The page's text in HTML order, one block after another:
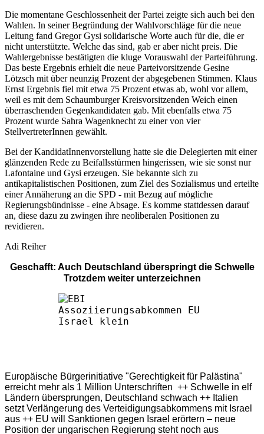
Die momentane Geschlossenheit der Partei zeigte sich auch bei den
Wahlen. In seiner Begründung der Wahlvorschläge für die neue
Leitung fand Gregor Gysi solidarische Worte auch für die, die er
nicht unterstützte. Welche das sind, gab er aber nicht preis. Die
Wahlergebnisse bestätigten die kluge Vorauswahl der Parteiführung.
Das beste Ergebnis erhielt die neue Parteivorsitzende Gesine
Lötzsch mit über neunzig Prozent der abgegebenen Stimmen. Klaus
Ernst Ergebnis fiel mit etwa 75 Prozent etwas ab, wohl vor allem,
weil es mit dem Schaumburger Kreisvorsitzenden Weich einen
überraschenden Gegenkandidaten gab. Mit ebenfalls etwa 75
Prozent wurde Sahra Wagenknecht zu einer von vier
StellvertreterInnen gewählt.
Bei der KandidatInnenvorstellung hatte sie die Delegierten mit einer
glänzenden Rede zu Beifallsstürmen hingerissen, wie sie sonst nur
Lafontaine und Gysi erzeugen. Sie bekannte sich zu
antikapitalistischen Positionen, zum Ziel des Sozialismus und erteilte
einer Annäherung an die SPD - mit Bezug auf mögliche
Regierungsbündnisse - eine Absage. Es komme stattdessen darauf
an, diese dazu zu zwingen ihre neoliberalen Positionen zu
revidieren.
Adi Reiher
Geschafft: Auch Deutschland überspringt die Schwelle
Trotzdem weiter unterzeichnen
Europäische Bürgerinitiative "Gerechtigkeit für Palästina"
erreicht mehr als 1 Million Unterschriften ++ Schwelle in elf
Ländern übersprungen, Deutschland schwach ++ Italien
setzt Verlängerung des Verteidigungsabkommens mit Israel
aus ++ EU will Sanktionen gegen Israel erörtern – neue
Position der ungarischen Regierung steht noch aus